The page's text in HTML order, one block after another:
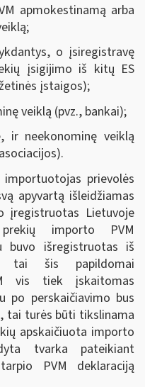
apmokestinamą arba
o įsiregistravę
įsigijimo iš kitų ES
įstaigos);
veiklą (pvz., bankai);
ir neekonominę veiklą
prievolės
apyvartą išleidžiamas
įregistruotas Lietuvoje
importo PVM
buvo išregistruotas iš
tai šis papildomai
vis tiek įskaitomas
po perskaičiavimo bus
tai turės būti tikslinama
apskaičiuota importo
tvarka pateikiant
PVM deklaraciją